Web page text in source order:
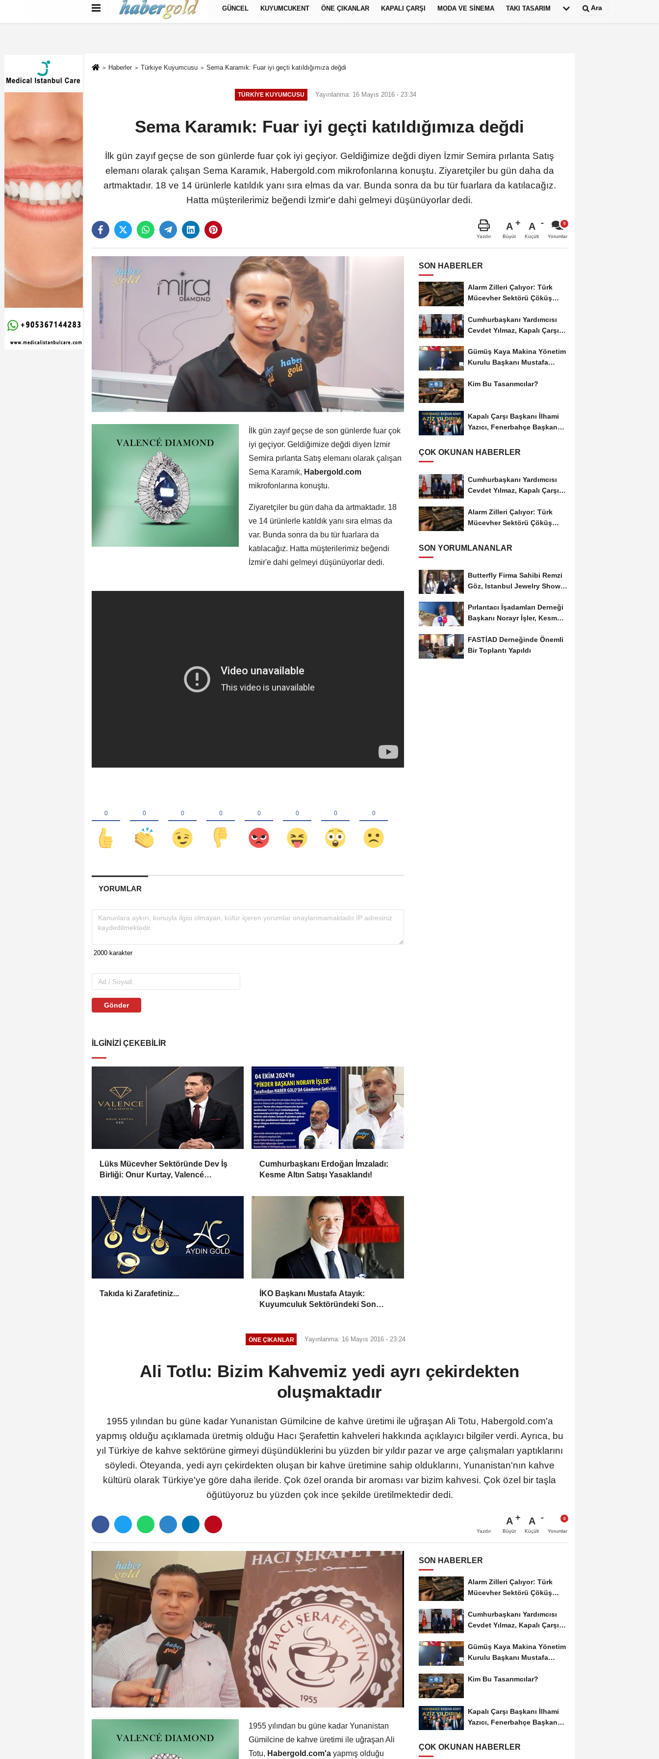
Türkçe English العربية Français русский Spanish Deutsch
GÜNCEL KUYUMCUKENT ÖNE ÇIKANLAR KAPALI ÇARŞI MODA VE SINEMA TAKI TASARIM Ara
Haberler Türkiye Kuyumcusu Sema Karamık: Fuar iyi geçti katıldığımıza değdi
TÜRKIYE KUYUMCUSU Yayınlanma: 16 Mayıs 2016 - 23:34
Sema Karamık: Fuar iyi geçti katıldığımıza değdi
İlk gün zayıf geçse de son günlerde fuar çok iyi geçiyor. Geldiğimize değdi diyen İzmir Semira pırlanta Satış
elemanı olarak çalışan Sema Karamık, Habergold.com mikrofonlarına konuştu. Ziyaretçiler bu gün daha da
artmaktadır. 18 ve 14 ürünlerle katıldık yanı sıra elmas da var. Bunda sonra da bu tür fuarlara da katılacağız.
Hatta müşterilerimiz beğendi İzmir'e dahi gelmeyi düşünüyorlar dedi.
Yazdır
A
Büyüt
A
Küçült Yorumlar
İlk gün zayıf geçse de son günlerde fuar çok
iyi geçiyor. Geldiğimize değdi diyen İzmir
Semira pırlanta Satış elemanı olarak çalışan
Sema Karamık, Habergold.com
mikrofonlarına konuştu.
Ziyaretçiler bu gün daha da artmaktadır. 18
ve 14 ürünlerle katıldık yanı sıra elmas da
var. Bunda sonra da bu tür fuarlara da
katılacağız. Hatta müşterilerimiz beğendi
İzmir'e dahi gelmeyi düşünüyorlar dedi.
YORUMLAR
Gönder
İLGINIZI ÇEKEBILIR
Lüks Mücevher Sektöründe Dev İş
Birliği: Onur Kurtay, Valencé
Oldu!
Cumhurbaşkanı Erdoğan İmzaladı:
Kesme Altın Satışı Yasaklandı!
Takıda ki Zarafetiniz...
İKO Başkanı Mustafa Atayık:
Kuyumculuk Sektöründeki Son
SON HABERLER
Alarm Zilleri Çalıyor: Türk
Mücevher Sektörü Çöküş
Cumhurbaşkanı Yardımcısı
Cevdet Yılmaz, Kapalı Çarşı
Gümüş Kaya Makina Yönetim
Kurulu Başkanı Mustafa
Kim Bu Tasarımcılar?
Kapalı Çarşı Başkanı İlhami
Yazıcı, Fenerbahçe Başkan
ÇOK OKUNAN HABERLER
Cumhurbaşkanı Yardımcısı
Cevdet Yılmaz, Kapalı Çarşı
Alarm Zilleri Çalıyor: Türk
Mücevher Sektörü Çöküş
SON YORUMLANANLAR
Butterfly Firma Sahibi Remzi
Göz, Istanbul Jewelry Show
Pırlantacı İşadamları Derneği
Başkanı Norayr İşler, Kesme
FASTİAD Derneğinde Önemli
Bir Toplantı Yapıldı
ÖNE ÇIKANLAR Yayınlanma: 16 Mayıs 2016 - 23:24
Ali Totlu: Bizim Kahvemiz yedi ayrı çekirdekten
oluşmaktadır
1955 yılından bu güne kadar Yunanistan Gümilcine de kahve üretimi ile uğraşan Ali Totu, Habergold.com'a
yapmış olduğu açıklamada üretmiş olduğu Hacı Şerafettin kahveleri hakkında açıklayıcı bilgiler verdi. Ayrıca, bu
yıl Türkiye de kahve sektörüne girmeyi düşündüklerini bu yüzden bir yıldır pazar ve arge çalışmaları yaptıklarını
söyledi. Öteyanda, yedi ayrı çekirdekten oluşan bir kahve üretimine sahip olduklarını, Yunanistan'nın kahve
kültürü olarak Türkiye'ye göre daha ileride. Çok özel oranda bir aroması var bizim kahvesi. Çok özel bir taşla
öğütüyoruz bu yüzden çok ince şekilde üretilmektedir dedi.
Yazdır
A
Büyüt
A
Küçült Yorumlar
1955 yılından bu güne kadar Yunanistan
Gümilcine de kahve üretimi ile uğraşan Ali
Totu, Habergold.com'a yapmış olduğu
SON HABERLER
Alarm Zilleri Çalıyor: Türk
Mücevher Sektörü Çöküş
Cumhurbaşkanı Yardımcısı
Cevdet Yılmaz, Kapalı Çarşı
Gümüş Kaya Makina Yönetim
Kurulu Başkanı Mustafa
Kim Bu Tasarımcılar?
Kapalı Çarşı Başkanı İlhami
Yazıcı, Fenerbahçe Başkan
ÇOK OKUNAN HABERLER